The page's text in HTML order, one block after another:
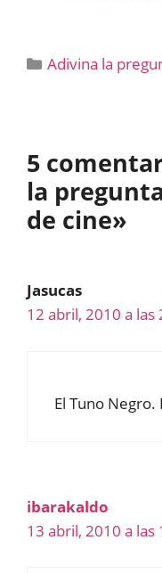
Categorías
Adivina la
5
la
de cine»
Jasucas
12 abril, 2010 a las
El Tuno Negro.
ibarakaldo
13 abril, 2010 a las